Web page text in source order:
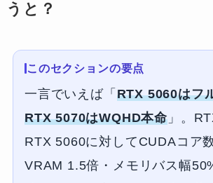
うと？
このセクションの要点
一言でいえば「 RTX 5060はフ
RTX 5070はWQHD本命 」。
RTX 5060に対してCUDAコア
VRAM 1.5倍・メモリバス幅